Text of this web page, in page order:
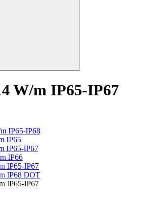
W/m IP65-IP67
IP65-IP68
IP65
IP65-IP67
IP66
IP65-IP67
IP68 DOT
IP65-IP67